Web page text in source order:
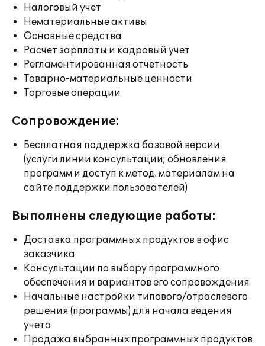
Налоговый учет
Нематериальные активы
Основные средства
Расчет зарплаты и кадровый учет
Регламентированная отчетность
Товарно-материальные ценности
Торговые операции
Сопровождение:
Бесплатная поддержка базовой версии
(услуги линии консультации; обновления
программ и доступ к метод. материалам на
сайте поддержки пользователей)
Выполнены следующие работы:
Доставка программных продуктов в офис
заказчика
Консультации по выбору программного
обеспечения и вариантов его сопровождения
Начальные настройки типового/отраслевого
решения (программы) для начала ведения
учета
Продажа выбранных программных продуктов